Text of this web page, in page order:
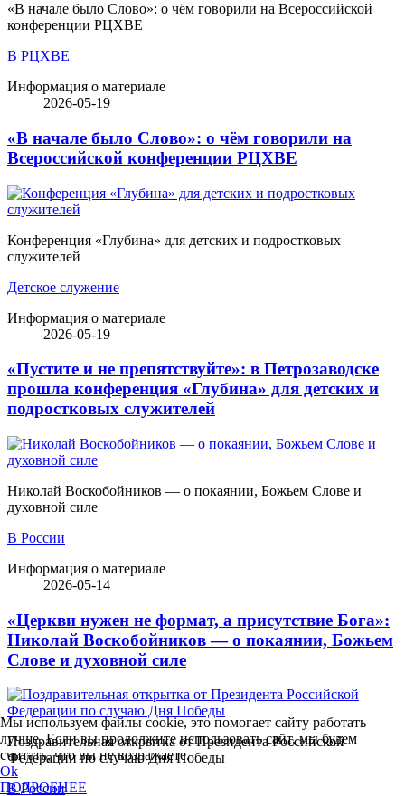
«В начале было Слово»: о чём говорили на Всероссийской
конференции РЦХВЕ
В РЦХВЕ
Информация о материале
2026-05-19
«В начале было Слово»: о чём говорили на
Всероссийской конференции РЦХВЕ
Конференция «Глубина» для детских и подростковых
служителей
Детское служение
Информация о материале
2026-05-19
«Пустите и не препятствуйте»: в Петрозаводске
прошла конференция «Глубина» для детских и
подростковых служителей
Николай Воскобойников — о покаянии, Божьем Слове и
духовной силе
В России
Информация о материале
2026-05-14
«Церкви нужен не формат, а присутствие Бога»:
Николай Воскобойников — о покаянии, Божьем
Слове и духовной силе
Поздравительная открытка от Президента Российской
Федерации по случаю Дня Победы
В России
Мы используем файлы cookie, это помогает сайту работать
лучше. Если вы продолжите использовать сайт, мы будем
считать, что вы не возражаете.
Ok
ПОДРОБНЕЕ